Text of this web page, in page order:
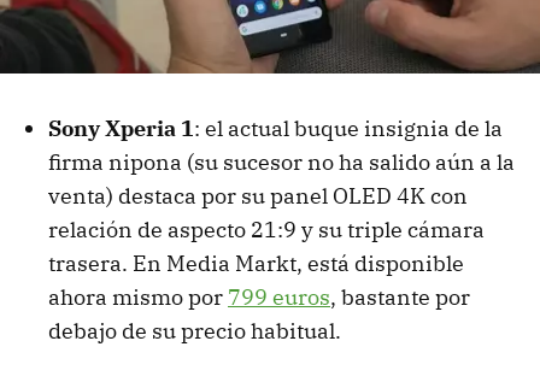
Sony Xperia 1: el actual buque insignia de la
firma nipona (su sucesor no ha salido aún a la
venta) destaca por su panel OLED 4K con
relación de aspecto 21:9 y su triple cámara
trasera. En Media Markt, está disponible
ahora mismo por 799 euros, bastante por
debajo de su precio habitual.